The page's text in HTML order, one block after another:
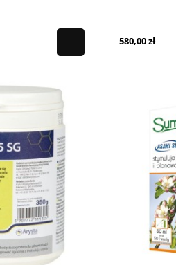
580,00 zł